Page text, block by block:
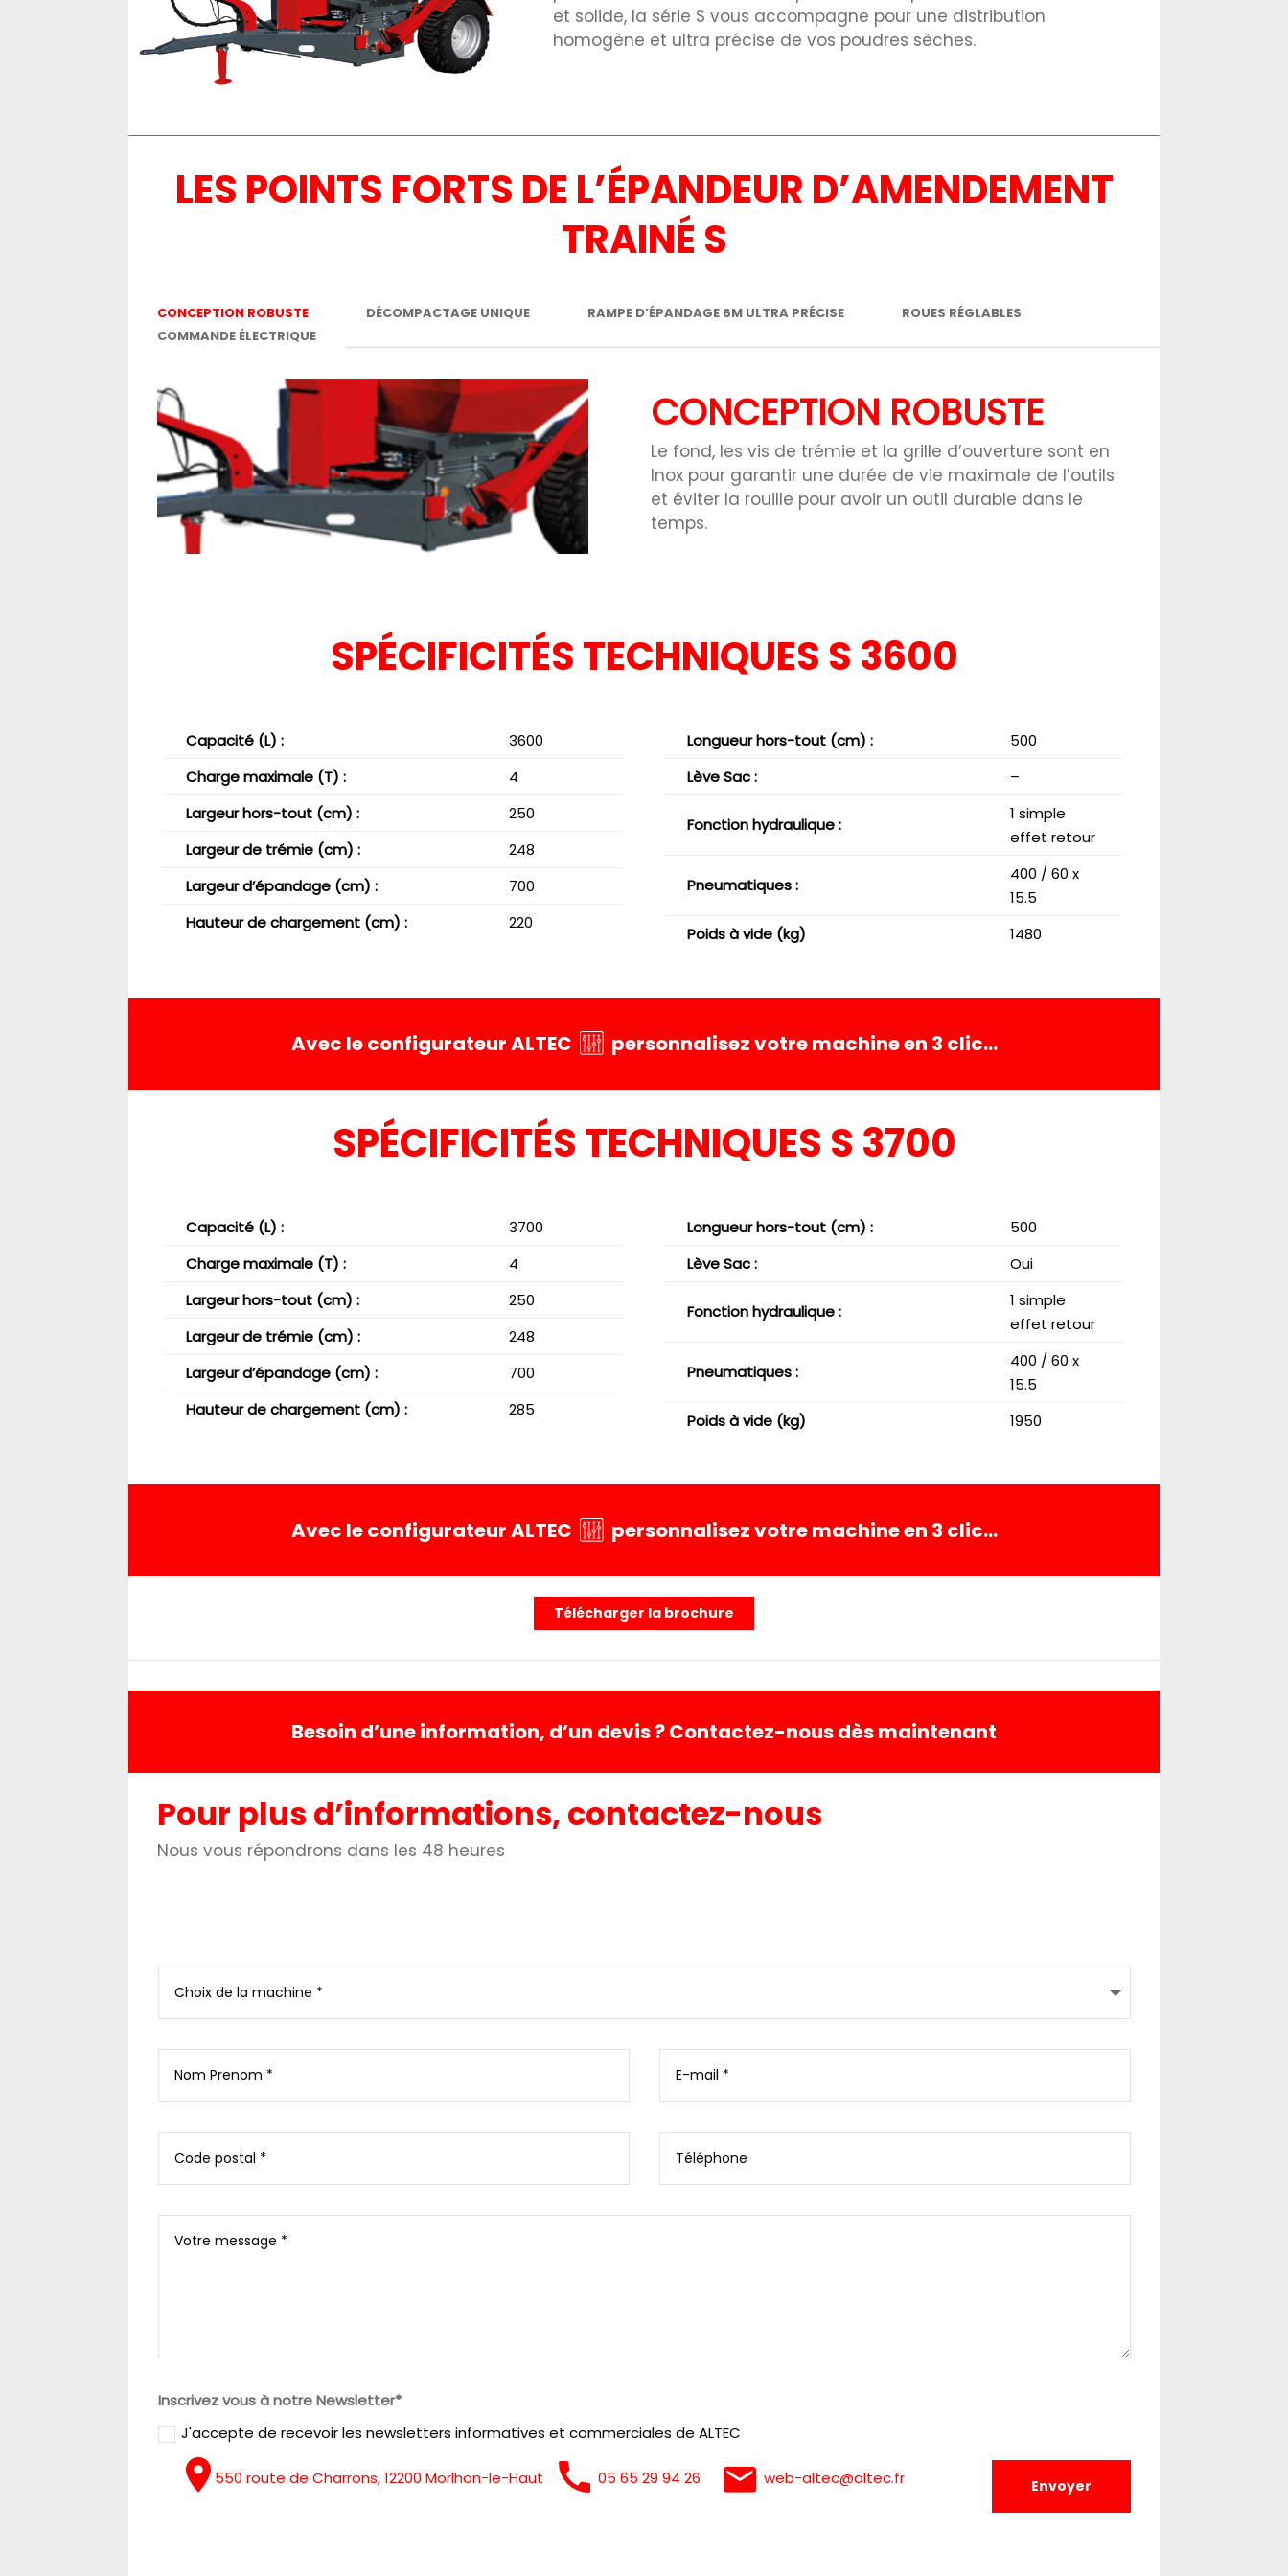
et solide, la série S vous accompagne pour une distribution
homogène et ultra précise de vos poudres sèches.
LES POINTS FORTS DE L’ÉPANDEUR D’AMENDEMENT
TRAINÉ S
CONCEPTION ROBUSTE DÉCOMPACTAGE UNIQUE RAMPE D’ÉPANDAGE 6M ULTRA PRÉCISE
ROUES RÉGLABLES
COMMANDE ÉLECTRIQUE
CONCEPTION ROBUSTE
Le fond, les vis de trémie et la grille d’ouverture sont en
Inox pour garantir une durée de vie maximale de l’outils
et éviter la rouille pour avoir un outil durable dans le
temps.
SPÉCIFICITÉS TECHNIQUES S 3600
Capacité (L) :
3600
Charge maximale (T) :
4
Largeur hors-tout (cm) :
250
Largeur de trémie (cm) :
248
Largeur d’épandage (cm) :
700
Hauteur de chargement (cm) :
220
Longueur hors-tout (cm) :
500
Lève Sac :
–
Fonction hydraulique :
1 simple
effet retour
Pneumatiques :
400 / 60 x
15.5
Poids à vide (kg)
1480
Avec le configurateur ALTEC personnalisez votre machine en 3 clic…
SPÉCIFICITÉS TECHNIQUES S 3700
Capacité (L) :
3700
Charge maximale (T) :
4
Largeur hors-tout (cm) :
250
Largeur de trémie (cm) :
248
Largeur d’épandage (cm) :
700
Hauteur de chargement (cm) :
285
Longueur hors-tout (cm) :
500
Lève Sac :
Oui
Fonction hydraulique :
1 simple
effet retour
Pneumatiques :
400 / 60 x
15.5
Poids à vide (kg)
1950
Avec le configurateur ALTEC personnalisez votre machine en 3 clic…
Télécharger la brochure
Besoin d’une information, d’un devis ? Contactez-nous dès maintenant
Pour plus d’informations, contactez-nous
Nous vous répondrons dans les 48 heures
Inscrivez vous à notre Newsletter*
J'accepte de recevoir les newsletters informatives et commerciales de ALTEC
Envoyer
550 route de Charrons, 12200 Morlhon-le-Haut 05 65 29 94 26 web-altec@altec.fr